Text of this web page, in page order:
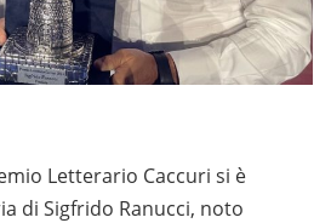
Letterario Caccuri si è
di Sigfrido Ranucci, noto